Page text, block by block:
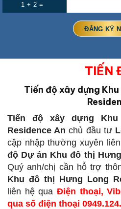
1 + 2 =
TIẾN
Tiến độ xây dựng
Tiến độ xây dựng
Residence An chủ đầu tư
cập nhập thường xuyên
độ Dự án Khu đô thị
Quý anh/chị cần hỗ trợ
Khu đô thị Hưng Long
liên hệ qua Điện thoại,
qua số điện thoại